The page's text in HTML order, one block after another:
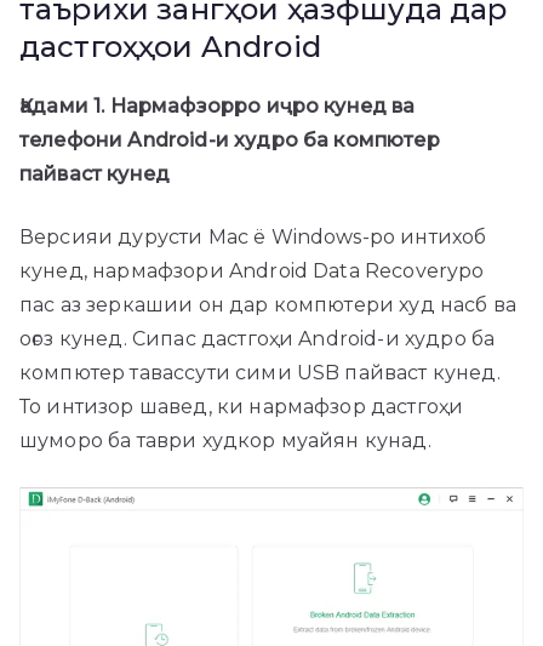
таърихи зангҳои ҳазфшуда дар
дастгоҳҳои Android
Қадами 1. Нармафзорро иҷро кунед ва
телефони Android-и худро ба компютер
пайваст кунед
Версияи дурусти Mac ё Windows-ро интихоб
кунед, нармафзори Android Data Recoveryро
пас аз зеркашии он дар компютери худ насб ва
оғоз кунед. Сипас дастгоҳи Android-и худро ба
компютер тавассути сими USB пайваст кунед.
То интизор шавед, ки нармафзор дастгоҳи
шуморо ба таври худкор муайян кунад.